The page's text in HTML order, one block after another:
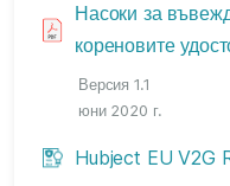
Насоки за
кореновите
Версия 1.1
юни 2020 г.
Hubject EU V2G